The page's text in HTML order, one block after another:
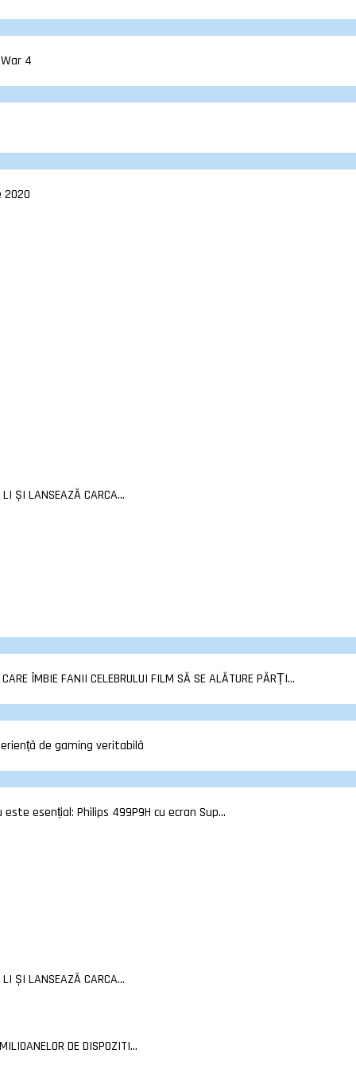
4
2020
LI ȘI LANSEAZĂ CARCA...
ÎMBIE FANII CELEBRULUI FILM SĂ SE ALĂTURE PĂRȚI...
de gaming veritabilă
esențial: Philips 499P9H cu ecran Sup...
LI ȘI LANSEAZĂ CARCA...
DE DISPOZITI...